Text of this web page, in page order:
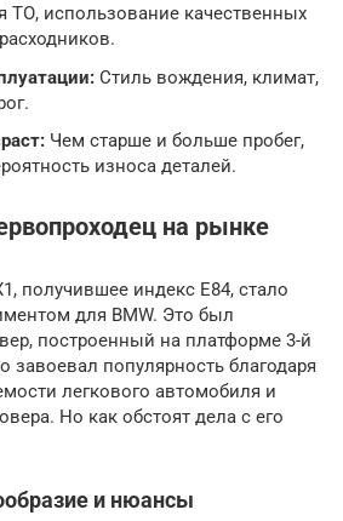
ТО, использование качественных
Стиль вождения, климат,
Чем старше и больше пробег,
износа деталей.
на рынке
получившее индекс E84, стало
для BMW. Это был
построенный на платформе 3-й
завоевал популярность благодаря
легкового автомобиля и
Но как обстоят дела с его
и нюансы